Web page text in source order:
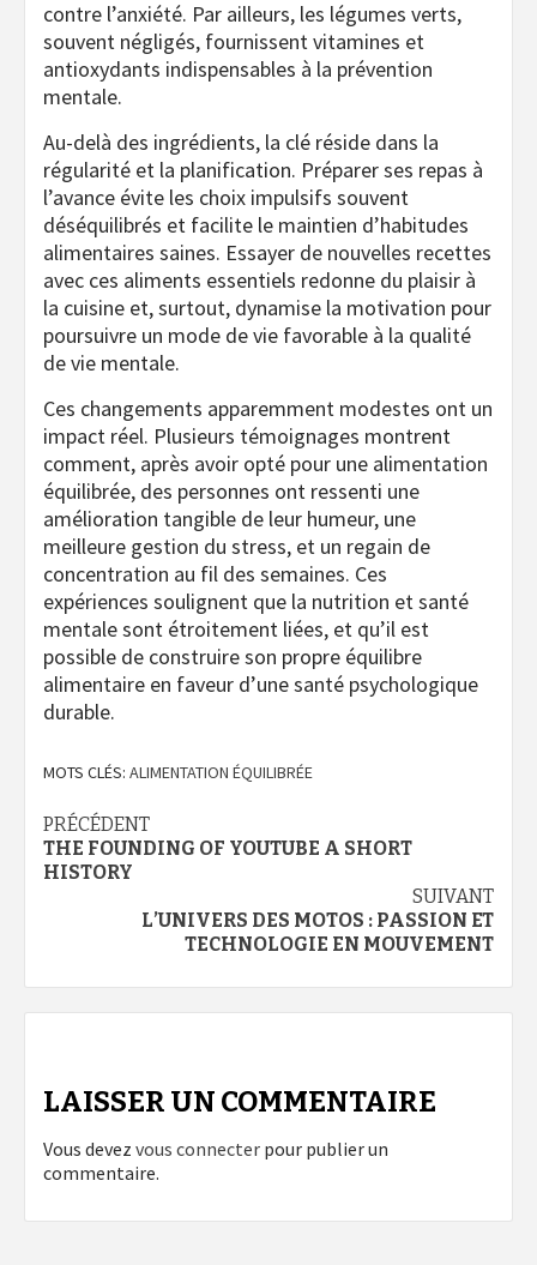
contre l’anxiété. Par ailleurs, les légumes verts,
souvent négligés, fournissent vitamines et
antioxydants indispensables à la prévention
mentale.
Au-delà des ingrédients, la clé réside dans la
régularité et la planification. Préparer ses repas à
l’avance évite les choix impulsifs souvent
déséquilibrés et facilite le maintien d’habitudes
alimentaires saines. Essayer de nouvelles recettes
avec ces aliments essentiels redonne du plaisir à
la cuisine et, surtout, dynamise la motivation pour
poursuivre un mode de vie favorable à la qualité
de vie mentale.
Ces changements apparemment modestes ont un
impact réel. Plusieurs témoignages montrent
comment, après avoir opté pour une alimentation
équilibrée, des personnes ont ressenti une
amélioration tangible de leur humeur, une
meilleure gestion du stress, et un regain de
concentration au fil des semaines. Ces
expériences soulignent que la nutrition et santé
mentale sont étroitement liées, et qu’il est
possible de construire son propre équilibre
alimentaire en faveur d’une santé psychologique
durable.
MOTS CLÉS: ALIMENTATION ÉQUILIBRÉE
Navigation
d’article
PRÉCÉDENT
THE FOUNDING OF YOUTUBE A SHORT
HISTORY
SUIVANT
L’UNIVERS DES MOTOS : PASSION ET
TECHNOLOGIE EN MOUVEMENT
LAISSER UN COMMENTAIRE
Vous devez vous connecter pour publier un
commentaire.